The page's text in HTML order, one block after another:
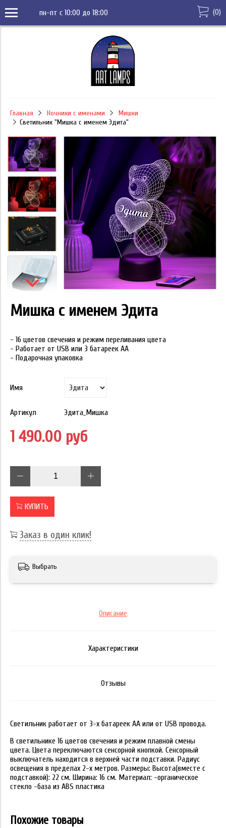
пн-пт с 10:00 до 18:00 (0)
Главная Ночники с именами
Мишки
Светильник "Мишка с именем Эдита"
Мишка с именем Эдита
- 16 цветов свечения и режим переливания цвета
- Работает от USB или 3 батареек АА
- Подарочная упаковка
Имя
Артикул Эдита_Мишка
1 490.00 руб
КУПИТЬ
Заказ в один клик!
Выбрать
Описание
Характеристики
Отзывы
Светильник работает от 3-х батареек АА или от USB провода.
В светильнике 16 цветов свечения и режим плавной смены
цвета. Цвета переключаются сенсорной кнопкой. Сенсорный
выключатель находится в верхней части подставки. Радиус
освещения в пределах 2-х метров. Размеры: Высота(вместе с
подставкой): 22 см. Ширина: 16 см. Материал: -органическое
стекло -база из ABS пластика
Похожие товары